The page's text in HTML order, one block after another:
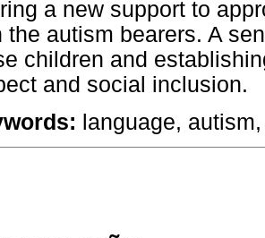
a new support to
the autism bearers. A
children and
and social inclusion.
language,